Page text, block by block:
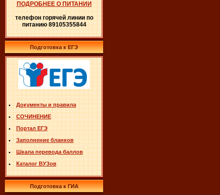
ПОДРОБНЕЕ О ПИТАНИИ
телефон горячей линии по
питанию 89105355844
Подготовка к ЕГЭ
Документы и правила
СОЧИНЕНИЕ
Портал ЕГЭ
Заполнение бланков
Шкала перевода баллов
Каталог ВУЗов
Подготовка к ГИА